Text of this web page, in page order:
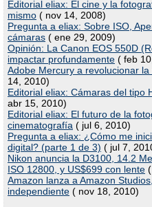
Editorial eliax: El cine y la
mismo ( nov 14, 2008)
Pregunta a eliax: Sobre ISO,
cámaras ( ene 29, 2009)
Opinión: La Canon EOS 550D
impactar profundamente ( feb
Adobe Mercury a revolucionar
14, 2010)
Editorial eliax: Cámaras del tipo
abr 15, 2010)
Editorial eliax: El futuro de la
cinematografía ( jul 6, 2010)
Pregunta a eliax: ¿Cómo me
digital? (parte 1 de 3) ( jul 7,
Nikon anuncia la D3100, 14.2
ISO 12800, y US$699 con lente
Amazon lanza a Amazon
independiente ( nov 18, 2010)